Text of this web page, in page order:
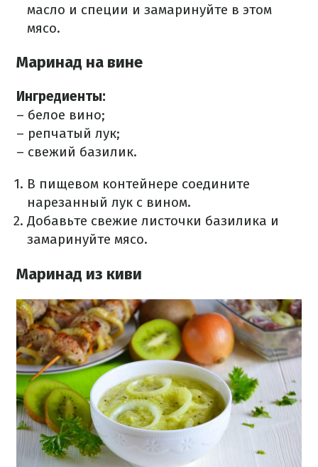
масло и специи и замаринуйте в этом
мясо.
Маринад на вине
Ингредиенты:
– белое вино;
– репчатый лук;
– свежий базилик.
В пищевом контейнере соедините
нарезанный лук с вином.
Добавьте свежие листочки базилика и
замаринуйте мясо.
Маринад из киви